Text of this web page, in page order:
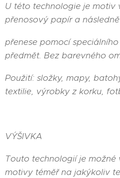
U této technologie je motiv
přenosový papír a
přenese pomocí
předmět. Bez barevného
Použití: složky, mapy,
textilie, výrobky z korku,
VÝŠIVKA
Touto technologií je
motivy téměř na jakýkoliv